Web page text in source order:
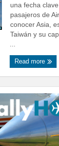
una fecha
pasajeros de
conocer Asia,
Taiwán y su
...
Read more